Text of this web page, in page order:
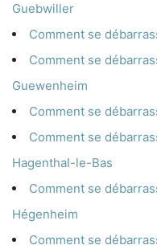
Guebwiller
Comment se
Comment se
Guewenheim
Comment se
Comment se
Hagenthal-le-Bas
Comment se
Hégenheim
Comment se